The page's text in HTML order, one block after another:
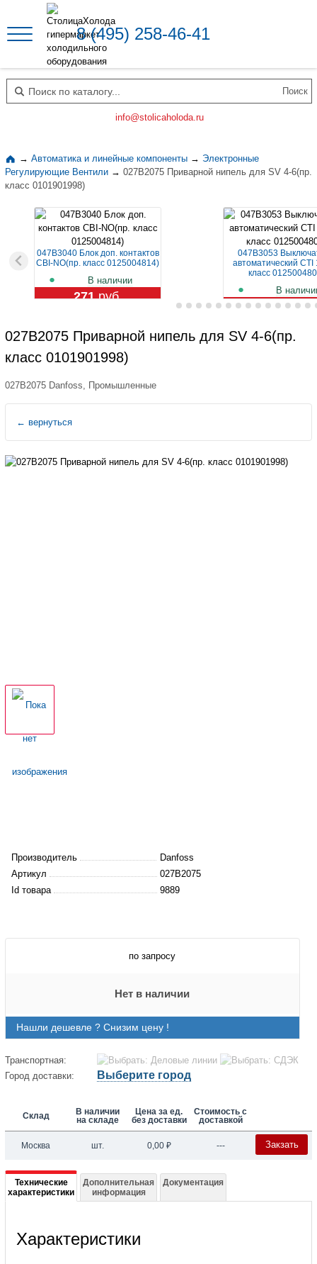
8 (495) 258-46-41
Поиск по каталогу
info@stolicaholoda.ru
→ Автоматика и линейные компоненты → Электронные
Регулирующие Вентили → 027B2075 Приварной нипель для SV 4-6(пр.
класс 0101901998)
047B3040 Блок доп. контактов
CBI-NO(пр. класс 0125004814)
В наличии
271руб.
047B3053
автоматический CTI
класс
В
1 119 руб.
027B2075 Приварной нипель для SV 4-6(пр.
класс 0101901998)
027B2075 Danfoss, Промышленные
← вернуться
Производитель
Danfoss
Артикул
027B2075
Id товара
9889
по запросу
Нет в наличии
Нашли дешевле ? Снизим цену !
Транспортная:
Город доставки:
Выберите город
Склад
В наличии
на складе
Цена за ед.
без доставки
Стоимость с
доставкой
Москва шт. 0,00 ₽ --- Закзать
Подробная
информация
027B2075
Технические
характеристики
Дополнительная
информация
Документация
Характеристики